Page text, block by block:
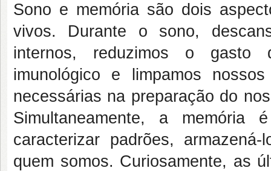
Sono e memória são dois
vivos. Durante o sono,
internos, reduzimos o gasto
imunológico e limpamos
necessárias na preparação do
Simultaneamente, a
caracterizar padrões,
quem somos. Curiosamente, as